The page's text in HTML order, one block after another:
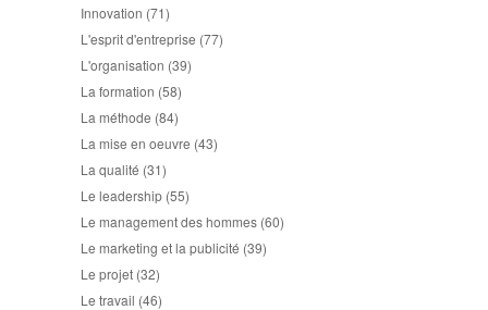
Innovation (71)
L'esprit d'entreprise (77)
L'organisation (39)
La formation (58)
La méthode (84)
La mise en oeuvre (43)
La qualité (31)
Le leadership (55)
Le management des hommes (60)
Le marketing et la publicité (39)
Le projet (32)
Le travail (46)